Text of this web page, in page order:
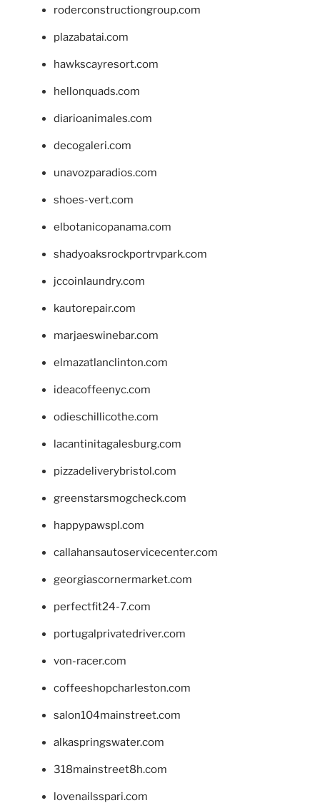
roderconstructiongroup.com
plazabatai.com
hawkscayresort.com
hellonquads.com
diarioanimales.com
decogaleri.com
unavozparadios.com
shoes-vert.com
elbotanicopanama.com
shadyoaksrockportrvpark.com
jccoinlaundry.com
kautorepair.com
marjaeswinebar.com
elmazatlanclinton.com
ideacoffeenyc.com
odieschillicothe.com
lacantinitagalesburg.com
pizzadeliverybristol.com
greenstarsmogcheck.com
happypawspl.com
callahansautoservicecenter.com
georgiascornermarket.com
perfectfit24-7.com
portugalprivatedriver.com
von-racer.com
coffeeshopcharleston.com
salon104mainstreet.com
alkaspringswater.com
318mainstreet8h.com
lovenailsspari.com